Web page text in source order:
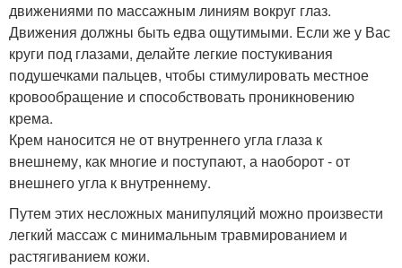
движениями по массажным линиям вокруг глаз.
Движения должны быть едва ощутимыми. Если же у Вас
круги под глазами, делайте легкие постукивания
подушечками пальцев, чтобы стимулировать местное
кровообращение и способствовать проникновению
крема.
Крем наносится не от внутреннего угла глаза к
внешнему, как многие и поступают, а наоборот - от
внешнего угла к внутреннему.
Путем этих несложных манипуляций можно произвести
легкий массаж с минимальным травмированием и
растягиванием кожи.